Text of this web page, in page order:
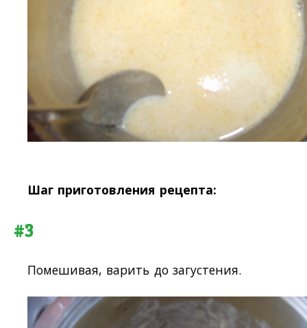
Шаг приготовления рецепта:
#3
Помешивая, варить до загустения.